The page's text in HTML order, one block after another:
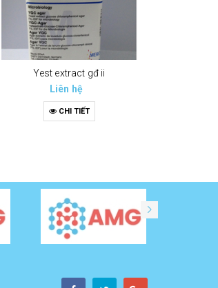
Yest extract gđ ii
Liên hệ
CHI TIẾT